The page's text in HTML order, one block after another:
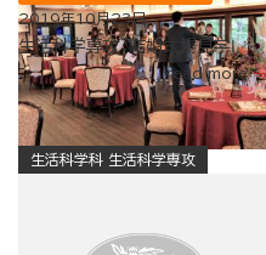
2019年10月23日
生活科学専攻：結婚式場見学Ⅰ
read more
生活科学科 生活科学専攻